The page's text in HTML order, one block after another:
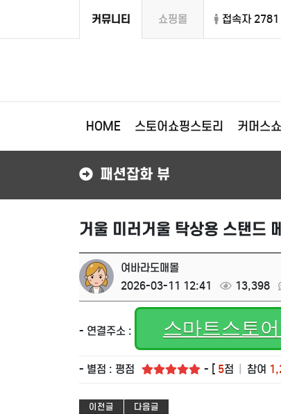
커뮤니티 쇼핑몰 접속자 2781
HOME 스토어쇼핑스토리 커머스
패션잡화 뷰
거울 미러거울 탁상용 스탠드
여바라도매몰
2026-03-11 12:41
13,398
- 연결주소 : 스마트스토
- 별점 : 평점 - [ 5점 참여
이전글 다음글